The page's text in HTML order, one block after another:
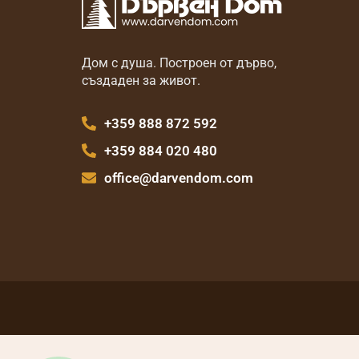
Дом с душа. Построен от дърво,
създаден за живот.
+359 888 872 592
+359 884 020 480
office@darvendom.com